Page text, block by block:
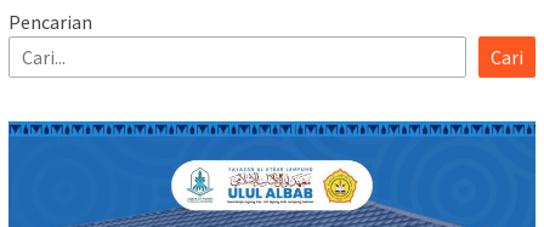
Pencarian
Cari